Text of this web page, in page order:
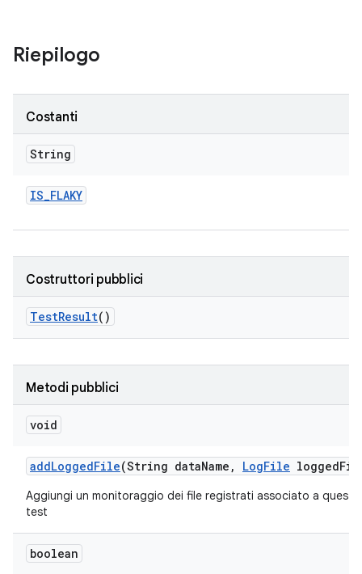
Riepilogo
Costanti
String
IS_FLAKY
Costruttori pubblici
TestResult()
Metodi pubblici
void
addLoggedFile(String dataName , LogFile logged
Aggiungi un monitoraggio dei file registrati associato a
test
boolean